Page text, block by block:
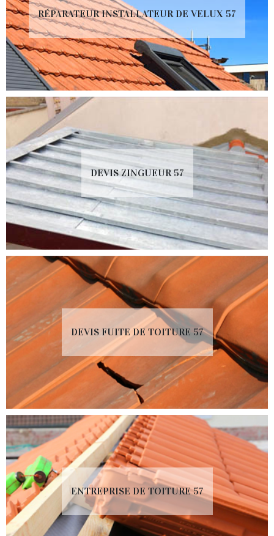
RÉPARATEUR INSTALLATEUR DE VELUX 57
DEVIS ZINGUEUR 57
DEVIS FUITE DE TOITURE 57
ENTREPRISE DE TOITURE 57